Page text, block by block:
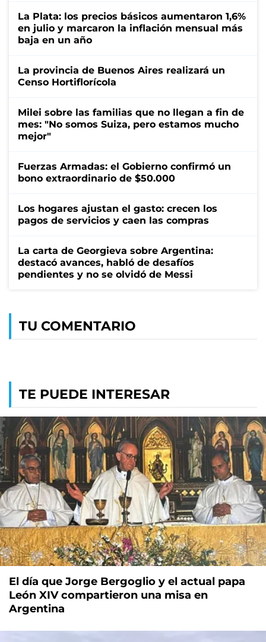
La Plata: los precios básicos aumentaron 1,6%
en julio y marcaron la inflación mensual más
baja en un año
La provincia de Buenos Aires realizará un
Censo Hortiflorícola
Milei sobre las familias que no llegan a fin de
mes: "No somos Suiza, pero estamos mucho
mejor"
Fuerzas Armadas: el Gobierno confirmó un
bono extraordinario de $50.000
Los hogares ajustan el gasto: crecen los
pagos de servicios y caen las compras
La carta de Georgieva sobre Argentina:
destacó avances, habló de desafíos
pendientes y no se olvidó de Messi
TU COMENTARIO
TE PUEDE INTERESAR
El día que Jorge Bergoglio y el actual papa
León XIV compartieron una misa en
Argentina